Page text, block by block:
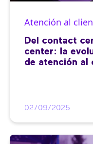
Atención al
Del contact
center: la
de atención al
02/09/2025